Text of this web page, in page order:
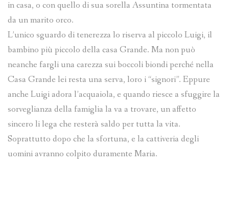
in casa, o con quello di sua sorella Assuntina tormentata
da un marito orco.
L’unico sguardo di tenerezza lo riserva al piccolo Luigi, il
bambino più piccolo della casa Grande. Ma non può
neanche fargli una carezza sui boccoli biondi perché nella
Casa Grande lei resta una serva, loro i “signori”. Eppure
anche Luigi adora l’acquaiola, e quando riesce a sfuggire la
sorveglianza della famiglia la va a trovare, un affetto
sincero li lega che resterà saldo per tutta la vita.
Soprattutto dopo che la sfortuna, e la cattiveria degli
uomini avranno colpito duramente Maria.